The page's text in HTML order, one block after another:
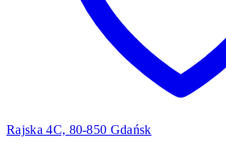
Rajska 4C, 80-850 Gdańsk